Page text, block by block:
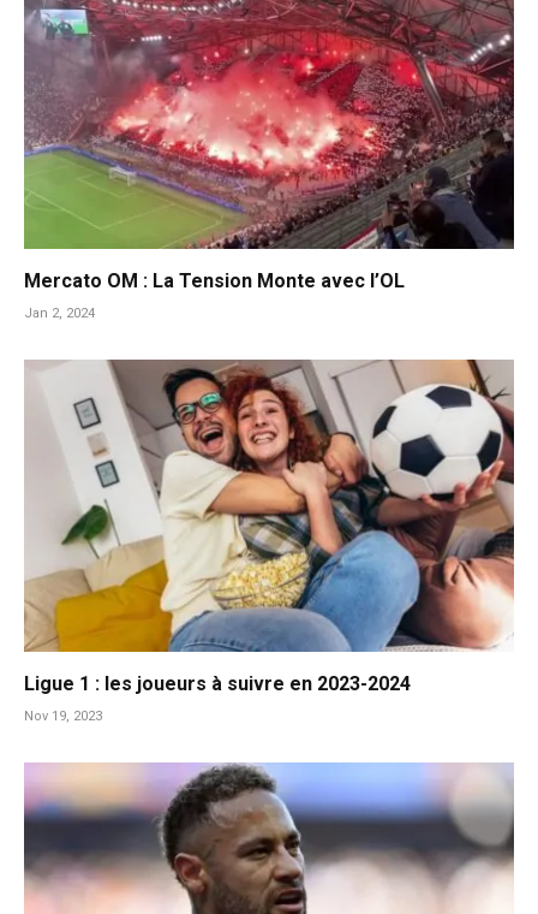
Mercato OM : La Tension Monte avec l’OL
Jan 2, 2024
Ligue 1 : les joueurs à suivre en 2023-2024
Nov 19, 2023